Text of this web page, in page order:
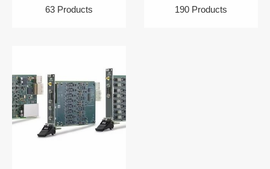
63 Products
190 Products